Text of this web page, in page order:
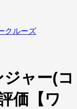
クルーズ
ジャー(コ
価【ワ